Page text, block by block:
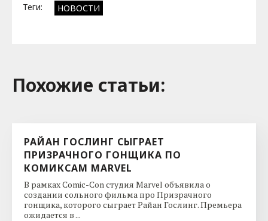
Теги: НОВОСТИ
Похожие cтатьи:
РАЙАН ГОСЛИНГ СЫГРАЕТ
ПРИЗРАЧНОГО ГОНЩИКА ПО
КОМИКСАМ MARVEL
В рамках Comic-Con студия Marvel объявила о
создании сольного фильма про Призрачного
гонщика, которого сыграет Райан Гослинг. Премьера
ожидается в ...